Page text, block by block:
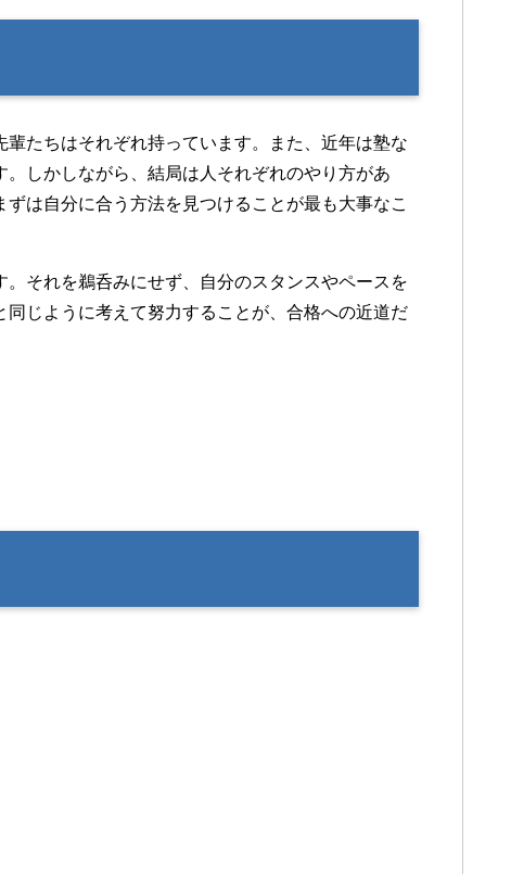
たちはそれぞれ持っています。また、近年は塾な
しかしながら、結局は人それぞれのやり方があ
は自分に合う方法を見つけることが最も大事なこ
それを鵜呑みにせず、自分のスタンスやペースを
じように考えて努力することが、合格への近道だ